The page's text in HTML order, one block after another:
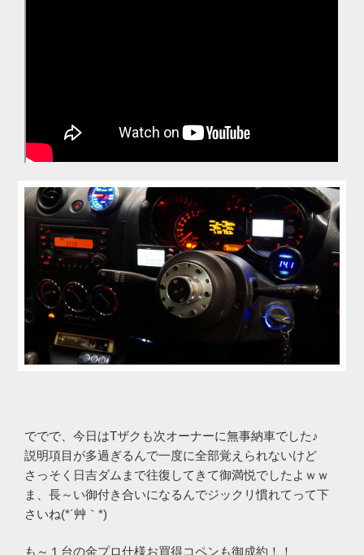
ででで、今日はTザクも次オーナーに無事納車でした♪
説明項目が多過ぎるんで一度に全部覚えられないけど
さっそく日吉ダムまで往復してきて御満悦でしたよｗｗ
ま、長～い御付き合いになるんでジックリ慣れてって下
さいね(*´艸｀*)
も～１台の金プロ仕様お買得コペンも御成約！！